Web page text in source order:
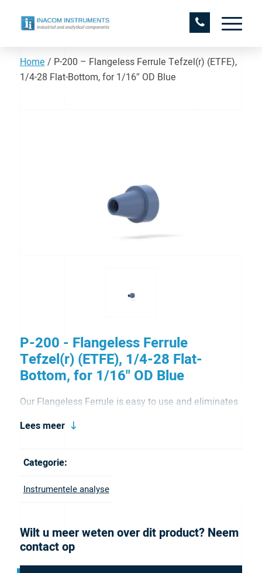
Home / P-200 – Flangeless Ferrule Tefzel(r) (ETFE),
1/4-28 Flat-Bottom, for 1/16″ OD Blue
P-200 - Flangeless Ferrule
Tefzel(r) (ETFE), 1/4-28 Flat-
Bottom, for 1/16" OD Blue
Our Flangeless Ferrule is easy to use and eliminates
the need to flanged tubing. It is manufactured from
This reusable ferrule is included Flangeless Fitting
ordered as a replacement part. It also comes in blue
Lees meer
Categorie:
Instrumentele analyse
Wilt u meer weten over dit product? Neem
contact op